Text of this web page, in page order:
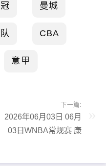
曼城
CBA
意甲
下一篇:
2026年06月03日 06月
03日WNBA常规赛 康